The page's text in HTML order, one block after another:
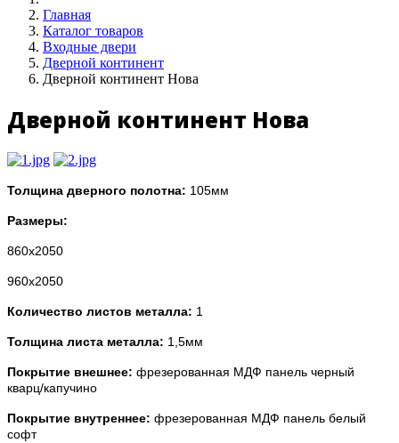
Главная
Каталог товаров
Входные двери
Дверной континент
Дверной континент Нова
Дверной континент Нова
Толщина дверного полотна: 105мм
Размеры:
860х2050
960х2050
Количество листов металла: 1
Толщина листа металла: 1,5мм
Покрытие внешнее: фрезерованная МДФ панель черный
кварц/капучино
Покрытие внутреннее: фрезерованная МДФ панель белый
софт